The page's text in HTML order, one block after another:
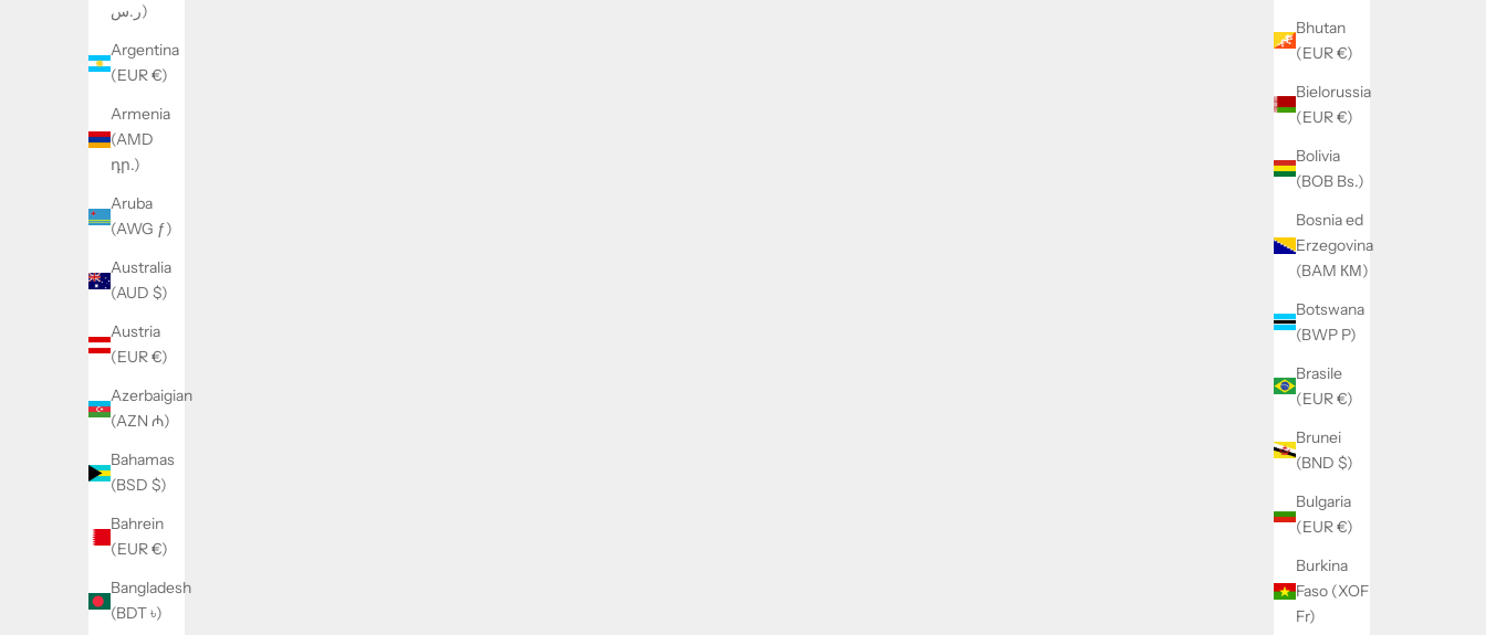
Bhutan
(EUR €)
Bielorussia
(EUR €)
Bolivia
(BOB Bs.)
Bosnia ed
Erzegovina
(BAM КМ)
Botswana
(BWP P)
Brasile
(EUR €)
Brunei
(BND $)
Bulgaria
(EUR €)
Burkina
Faso (XOF
Fr)
ر.س)
Argentina
(EUR €)
Armenia
(AMD
դր.)
Aruba
(AWG ƒ)
Australia
(AUD $)
Austria
(EUR €)
Azerbaigian
(AZN ₼)
Bahamas
(BSD $)
Bahrein
(EUR €)
Bangladesh
(BDT ৳)
Satorisan CHACRONA PREM UL DLS
SATORISAN
Prezzo scontato
€149,93Prezzo
€199,90
Nero